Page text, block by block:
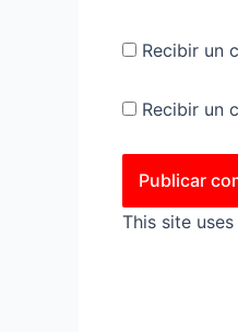
Recibir un
Recibir un
This site